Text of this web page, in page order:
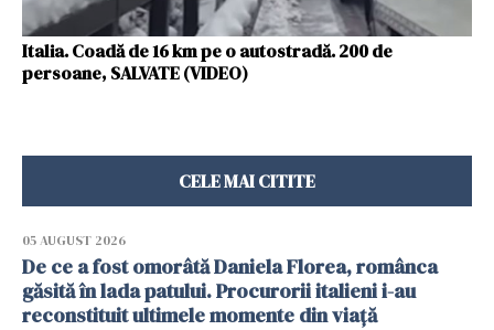
Italia. Coadă de 16 km pe o autostradă. 200 de
persoane, SALVATE (VIDEO)
CELE MAI CITITE
05 AUGUST 2026
De ce a fost omorâtă Daniela Florea, românca
găsită în lada patului. Procurorii italieni i-au
reconstituit ultimele momente din viață